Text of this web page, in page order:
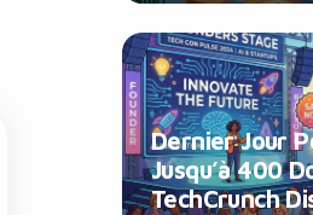
Dernier Jour
Jusqu’à 400
TechCrunch